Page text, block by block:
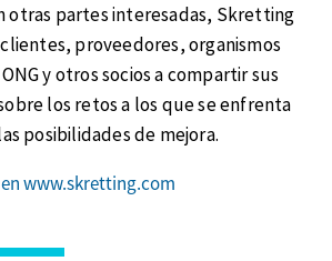
otras partes interesadas, Skretting
proveedores, organismos
y otros socios a compartir sus
los retos a los que se enfrenta
posibilidades de mejora.
www.skretting.com